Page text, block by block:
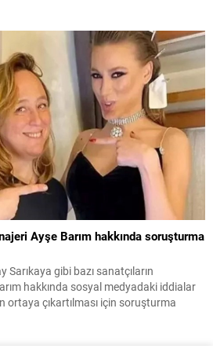
Ayşe Barım hakkında soruşturma
gibi bazı sanatçıların
hakkında sosyal medyadaki iddialar
ortaya çıkartılması için soruşturma